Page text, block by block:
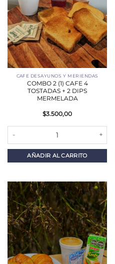
CAFE DESAYUNOS Y MERIENDAS
COMBO 2 (1) CAFE 4
TOSTADAS + 2 DIPS
MERMELADA
$3.500,00
AÑADIR AL CARRITO